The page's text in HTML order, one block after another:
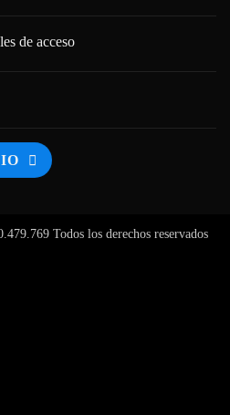
de acceso
Todos los derechos reservados